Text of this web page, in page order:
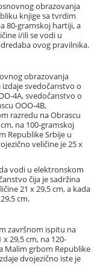
obrazovanja
knjige sa tvrdim
80-gramskoj hartiji, a
i/ili se vodi u
ovog pravilnika.
obrazovanja
svedočanstvo o
4A, svedočanstvo o
OOO-4B,
razredu na Obrascu
na 100-gramskoj
Republike Srbije u
veličine je 25 x
vodi u elektronskom
čija je sadržina
21 x 29,5 cm, a kada
cm.
završnom ispitu na
29,5 cm, na 120-
Malim grbom Republike
dvojezično iste je